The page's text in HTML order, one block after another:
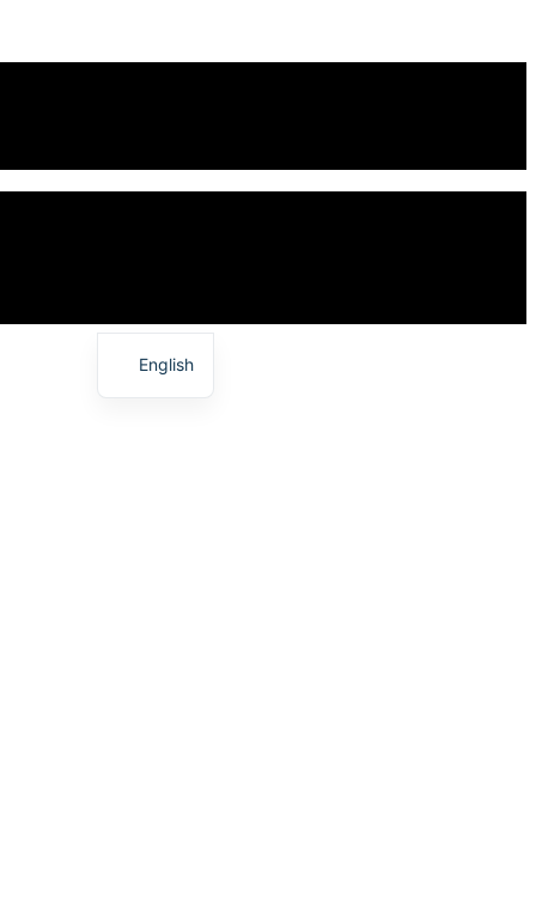
English
日本語